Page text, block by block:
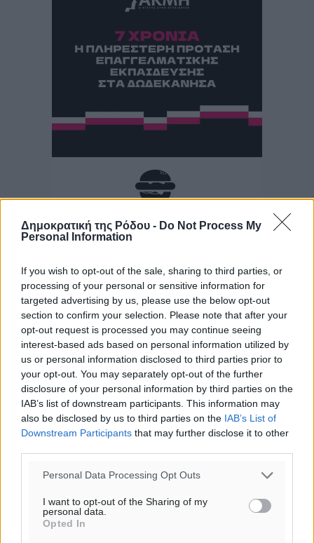
Δημοκρατική της Ρόδου - Do Not Process My
Personal Information
If you wish to opt-out of the sale, sharing to third parties, or
processing of your personal or sensitive information for
targeted advertising by us, please use the below opt-out
section to confirm your selection. Please note that after your
opt-out request is processed you may continue seeing
interest-based ads based on personal information utilized by
us or personal information disclosed to third parties prior to
your opt-out. You may separately opt-out of the further
disclosure of your personal information by third parties on the
IAB’s list of downstream participants. This information may
also be disclosed by us to third parties on the IAB’s List of
Downstream Participants that may further disclose it to other
Personal Data Processing Opt Outs
I want to opt-out of the Sharing of my
personal data.
Opted In